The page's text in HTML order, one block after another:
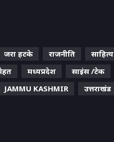
जरा हटके राजनीति साहित्य
मध्यप्रदेश साइंस /टेक
JAMMU KASHMIR उत्तराखंड